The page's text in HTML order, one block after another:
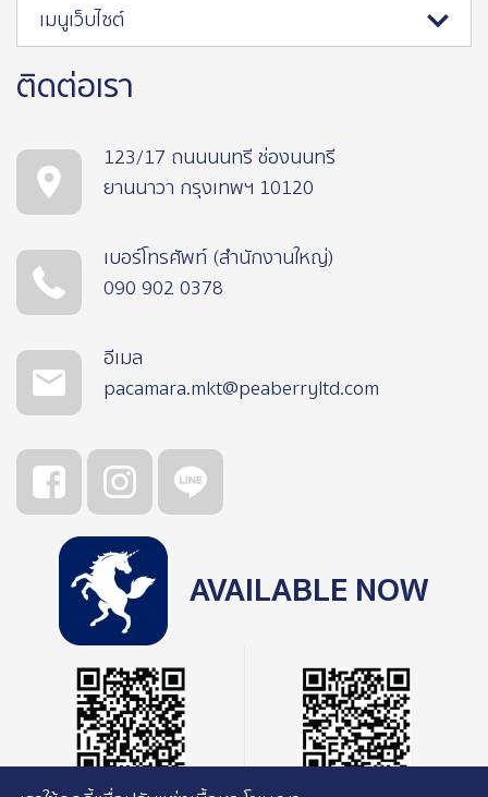
เมนูเว็บไซต์
ติดต่อเรา
123/17 ถนนนนทรี ช่องนนทรี
ยานนาวา กรุงเทพฯ 10120
เบอร์โทรศัพท์ (สำนักงานใหญ่)
090 902 0378
อีเมล
pacamara.mkt@peaberryltd.com
AVAILABLE NOW